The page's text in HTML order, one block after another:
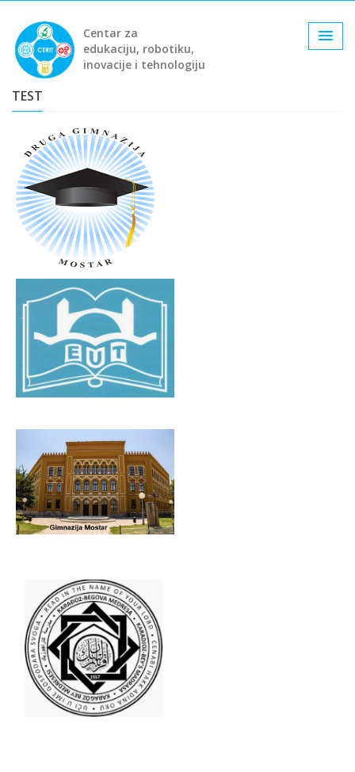
Centar za
edukaciju, robotiku,
inovacije i tehnologiju
TEST